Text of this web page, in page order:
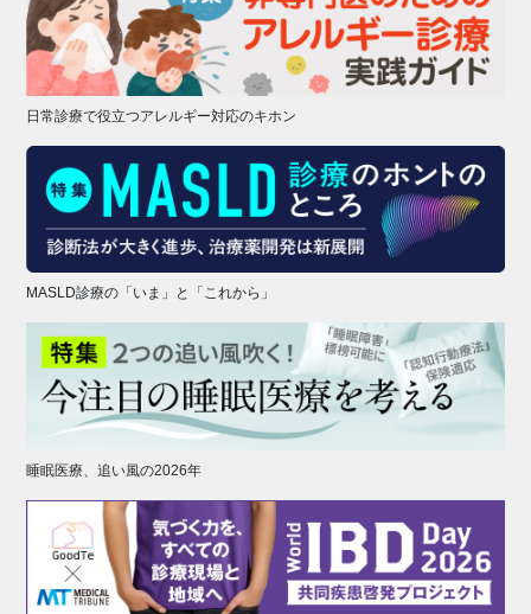
日常診療で役立つアレルギー対応のキホン
MASLD診療の「いま」と「これから」
睡眠医療、追い風の2026年